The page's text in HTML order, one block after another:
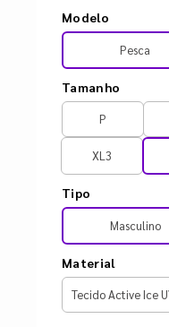
Modelo
Pesca
Tamanho
P
XL3
Tipo
Masculino
Material